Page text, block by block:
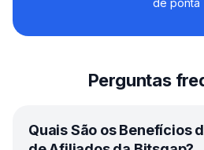
de ponta
Perguntas
Quais São os Benefícios